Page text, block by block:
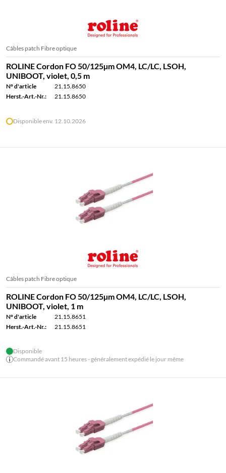
Câbles patch Fibre optique
ROLINE Cordon FO 50/125µm OM4, LC/LC, LSOH,
UNIBOOT, violet, 0,5 m
N° d'article
21.15.8650
Herst.-Art.-Nr.:
21.15.8650
Disponible env. 12.10.2026
Câbles patch Fibre optique
ROLINE Cordon FO 50/125µm OM4, LC/LC, LSOH,
UNIBOOT, violet, 1 m
N° d'article
21.15.8651
Herst.-Art.-Nr.:
21.15.8651
Disponible
Commandé avant 15 heures - généralement expédié le jour même